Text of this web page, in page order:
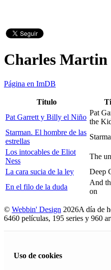
Charles
Página en ImDB
Titulo
Pat Garrett y Billy el Niño
Pat
the
Starman. El hombre de las
estrellas
Los intocables de Eliot
Ness
The
La cara sucia de la ley
Deep
En el filo de la duda
And
on
© Webbin' Design 2026A día de
6460 películas, 195 series y 960
Uso de cookies